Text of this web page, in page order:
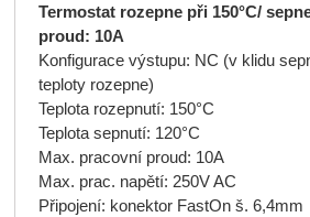
Termostat rozepne při 150°C/
proud: 10A
Konfigurace výstupu: NC (v klidu
teploty rozepne)
Teplota rozepnutí: 150°C
Teplota sepnutí: 120°C
Max. pracovní proud: 10A
Max. prac. napětí: 250V AC
Připojení: konektor FastOn š. 6,4mm